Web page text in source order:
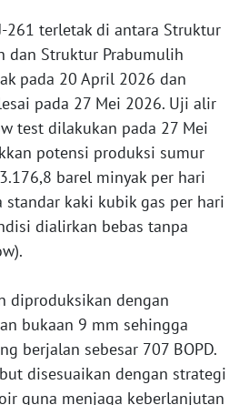
261 terletak di antara Struktur
dan Struktur Prabumulih
pada 20 April 2026 dan
pada 27 Mei 2026. Uji alir
test dilakukan pada 27 Mei
potensi produksi sumur
barel minyak per hari
standar kaki kubik gas per hari
dialirkan bebas tanpa
diproduksikan dengan
bukaan 9 mm sehingga
berjalan sebesar 707 BOPD.
disesuaikan dengan strategi
guna menjaga keberlanjutan